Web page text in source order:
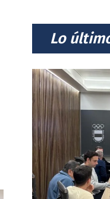
⠀Lo